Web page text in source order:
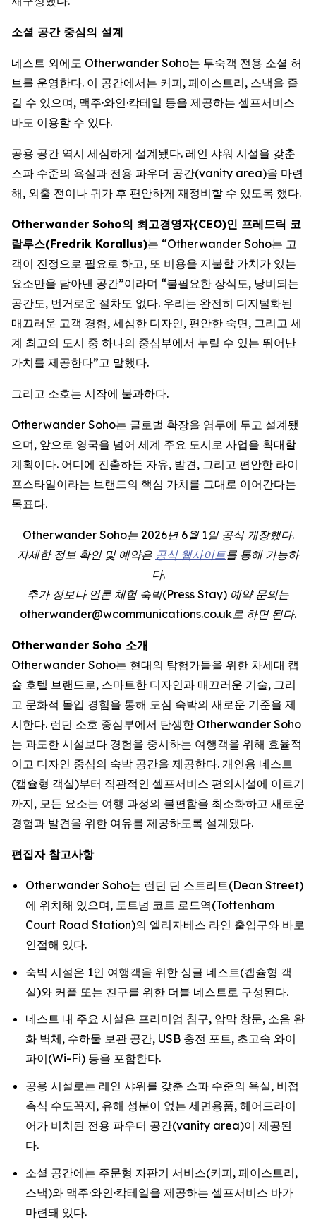
소셜 공간 중심의 설계
네스트 외에도 Otherwander Soho는 투숙객 전용 소셜 허
브를 운영한다. 이 공간에서는 커피, 페이스트리, 스낵을 즐
길 수 있으며, 맥주·와인·칵테일 등을 제공하는 셀프서비스
바도 이용할 수 있다.
공용 공간 역시 세심하게 설계됐다. 레인 샤워 시설을 갖춘
스파 수준의 욕실과 전용 파우더 공간(vanity area)을 마련
해, 외출 전이나 귀가 후 편안하게 재정비할 수 있도록 했다.
Otherwander Soho의 최고경영자(CEO)인 프레드릭 코
랄루스(Fredrik Korallus)는 “Otherwander Soho는 고
객이 진정으로 필요로 하고, 또 비용을 지불할 가치가 있는
요소만을 담아낸 공간”이라며 “불필요한 장식도, 낭비되는
공간도, 번거로운 절차도 없다. 우리는 완전히 디지털화된
매끄러운 고객 경험, 세심한 디자인, 편안한 숙면, 그리고 세
계 최고의 도시 중 하나의 중심부에서 누릴 수 있는 뛰어난
가치를 제공한다”고 말했다.
그리고 소호는 시작에 불과하다.
Otherwander Soho는 글로벌 확장을 염두에 두고 설계됐
으며, 앞으로 영국을 넘어 세계 주요 도시로 사업을 확대할
계획이다. 어디에 진출하든 자유, 발견, 그리고 편안한 라이
프스타일이라는 브랜드의 핵심 가치를 그대로 이어간다는
목표다.
Otherwander Soho는 2026년 6월 1일 공식 개장했다.
자세한 정보 확인 및 예약은 공식 웹사이트를 통해 가능하
다.
추가 정보나 언론 체험 숙박(Press Stay) 예약 문의는
otherwander@wcommunications.co.uk로 하면 된다.
Otherwander Soho 소개
Otherwander Soho는 현대의 탐험가들을 위한 차세대 캡
슐 호텔 브랜드로, 스마트한 디자인과 매끄러운 기술, 그리
고 문화적 몰입 경험을 통해 도심 숙박의 새로운 기준을 제
시한다. 런던 소호 중심부에서 탄생한 Otherwander Soho
는 과도한 시설보다 경험을 중시하는 여행객을 위해 효율적
이고 디자인 중심의 숙박 공간을 제공한다. 개인용 네스트
(캡슐형 객실)부터 직관적인 셀프서비스 편의시설에 이르기
까지, 모든 요소는 여행 과정의 불편함을 최소화하고 새로운
경험과 발견을 위한 여유를 제공하도록 설계됐다.
편집자 참고사항
Otherwander Soho는 런던 딘 스트리트(Dean Street)
에 위치해 있으며, 토트넘 코트 로드역(Tottenham
Court Road Station)의 엘리자베스 라인 출입구와 바로
인접해 있다.
숙박 시설은 1인 여행객을 위한 싱글 네스트(캡슐형 객
실)와 커플 또는 친구를 위한 더블 네스트로 구성된다.
네스트 내 주요 시설은 프리미엄 침구, 암막 창문, 소음 완
화 벽체, 수하물 보관 공간, USB 충전 포트, 초고속 와이
파이(Wi-Fi) 등을 포함한다.
공용 시설로는 레인 샤워를 갖춘 스파 수준의 욕실, 비접
촉식 수도꼭지, 유해 성분이 없는 세면용품, 헤어드라이
어가 비치된 전용 파우더 공간(vanity area)이 제공된
다.
소셜 공간에는 주문형 자판기 서비스(커피, 페이스트리,
스낵)와 맥주·와인·칵테일을 제공하는 셀프서비스 바가
마련돼 있다.